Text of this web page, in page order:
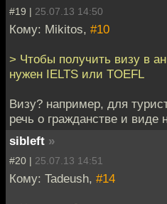
#19 | 25.07.13 14:50
Кому: Mikitos, #10
> Чтобы получить визу в
нужен IELTS или TOEFL
Визу? например, для
речь о гражданстве и виде
sibleft »
#20 | 25.07.13 14:51
Кому: Tadeush, #14